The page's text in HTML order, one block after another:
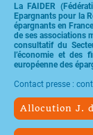
La FAIDER
Epargnants pour la
épargnants en
de ses associations
consultatif du
l’économie et des
européenne des
Contact presse :
Allocution J.